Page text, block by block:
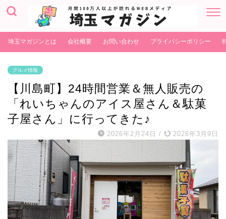
埼玉マガジンとは 会社概要 お問い合わせ プライバシーポリシー
グルメ情報
【川島町】24時間営業＆無人販売の
「れいちゃんのアイス屋さん＆駄菓
子屋さん」に行ってきた♪
2026年2月24日 / 2026年3月9日